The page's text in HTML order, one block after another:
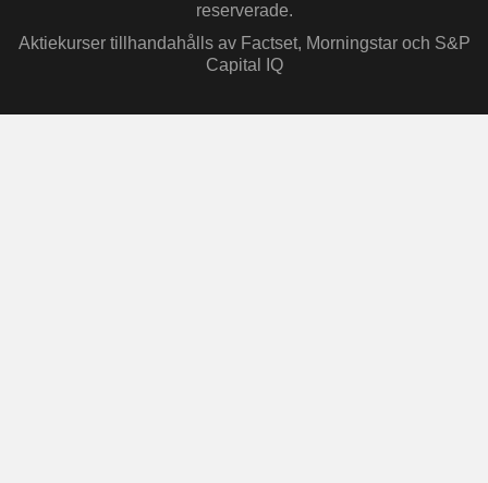
reserverade.
Aktiekurser tillhandahålls av Factset, Morningstar och S&P
Capital IQ